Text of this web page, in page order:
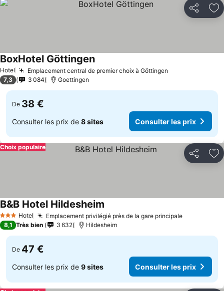
Partager
Hotel Emplacement central de premier choix à Göttingen
BoxHotel Göttingen
7,3 3 084 Goettingen
De 38 €
Consulter les prix de 8 sites Consulter les prix
Partager
Choix populaire
3 ÉtoilesHotel Emplacement privilégié près de la gare principale
B&B Hotel Hildesheim
8,1 Très bien 3 632 Hildesheim
De 47 €
Consulter les prix de 9 sites Consulter les prix